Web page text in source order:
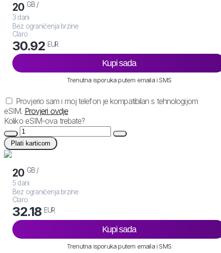
20 GB /
3 dani
Bez ograničenja brzine
Claro
30.92 EUR
Kupi sada
Trenutna isporuka putem emaila i SMS
Provjerio sam i moj telefon je kompatibilan s tehnologijom
eSIM. Provjeri ovdje
Koliko eSIM-ova trebate?
Plati karticom
20 GB /
5 dani
Bez ograničenja brzine
Claro
32.18 EUR
Kupi sada
Trenutna isporuka putem emaila i SMS